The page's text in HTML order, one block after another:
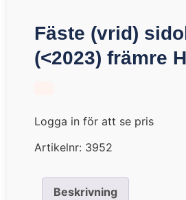
Fäste (vrid)
(<2023) främre H
Logga in för att se pris
Artikelnr: 3952
Beskrivning